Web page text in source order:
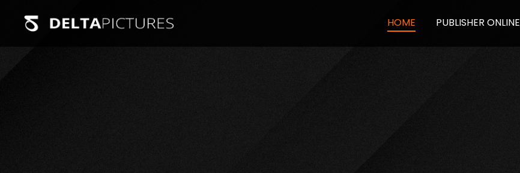
HOME PUBLISHER ONLINE